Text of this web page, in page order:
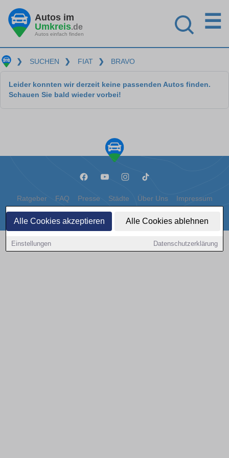
Alle Cookies akzeptieren Alle Cookies ablehnen
Einstellungen Datenschutzerklärung
Autos im
Umkreis.de
Autos einfach finden
☰
❯ SUCHEN ❯ FIAT ❯ BRAVO
Leider konnten wir derzeit keine passenden Autos finden.
Schauen Sie bald wieder vorbei!
Ratgeber FAQ Presse Städte Über Uns Impressum
Datenschutz Cookies
Copyright © 2000 - 2026 | 1A Infosysteme GmbH | Content by: 1a-sites-autos